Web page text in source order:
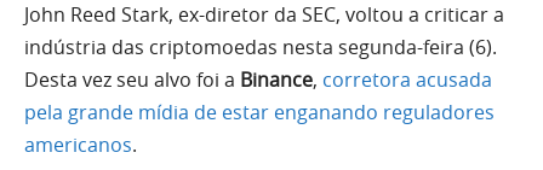
John Reed Stark, ex-diretor da SEC, voltou a criticar a
indústria das criptomoedas nesta segunda-feira (6).
Desta vez seu alvo foi a Binance, corretora acusada
pela grande mídia de estar enganando reguladores
americanos.